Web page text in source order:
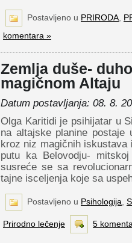
Postavljeno u PRIRODA
komentara »
Zemlja duše-
magičnom Altaju
Datum postavljanja: 08. 8.
Olga Karitidi je psihijatar u
na altajske planine
kroz niz magičnih
putu ka Belovodju-
susreće se sa
tajne isceljenja koje sa
Postavljeno u Psihologija
Prirodno lečenje 5